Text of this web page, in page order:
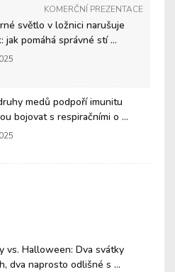
KOMERČNÍ PREZENTACE
světlo v ložnici narušuje
jak pomáhá správné stí ...
medů podpoří imunitu
bojovat s respiračními o ...
vs. Halloween: Dva svátky
dva naprosto odlišné s ...